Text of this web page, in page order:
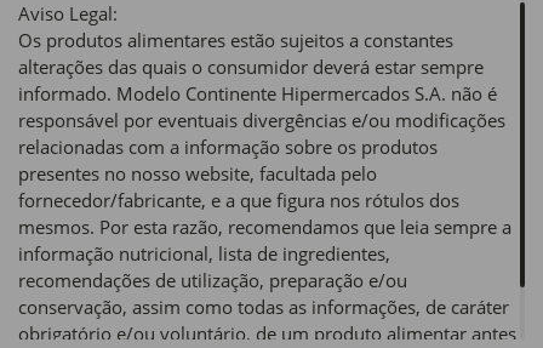
Aviso Legal:
Os produtos alimentares estão sujeitos a constantes
alterações das quais o consumidor deverá estar sempre
informado. Modelo Continente Hipermercados S.A. não é
responsável por eventuais divergências e/ou modificações
relacionadas com a informação sobre os produtos
presentes no nosso website, facultada pelo
fornecedor/fabricante, e a que figura nos rótulos dos
mesmos. Por esta razão, recomendamos que leia sempre a
informação nutricional, lista de ingredientes,
recomendações de utilização, preparação e/ou
conservação, assim como todas as informações, de caráter
obrigatório e/ou voluntário, de um produto alimentar antes